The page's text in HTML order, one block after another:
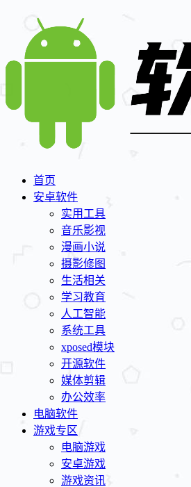
首页
安卓软件
实用工具
音乐影视
漫画小说
摄影修图
生活相关
学习教育
人工智能
系统工具
xposed模块
开源软件
媒体剪辑
办公效率
电脑软件
游戏专区
电脑游戏
安卓游戏
游戏资讯